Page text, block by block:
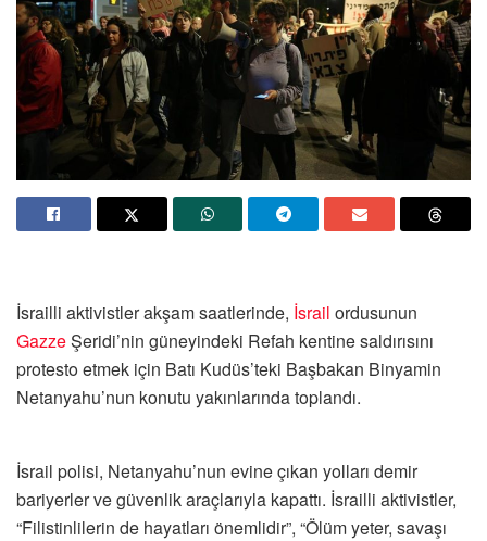
İsrailli aktivistler akşam saatlerinde, İsrail ordusunun
GazzeŞeridi’nin güneyindeki Refah kentine saldırısını
protesto etmek için Batı Kudüs’teki Başbakan Binyamin
Netanyahu’nun konutu yakınlarında toplandı.
İsrail polisi, Netanyahu’nun evine çıkan yolları demir
bariyerler ve güvenlik araçlarıyla kapattı. İsrailli aktivistler,
“Filistinlilerin de hayatları önemlidir”, “Ölüm yeter, savaşı